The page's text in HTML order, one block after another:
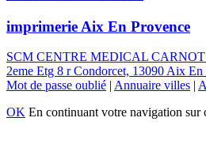
imprimerie Aix En Provence
SCM CENTRE MEDICAL
2eme Etg 8 r Condorcet, 13090 Aix En
Mot de passe oublié | Annuaire villes |
OK En continuant votre navigation sur